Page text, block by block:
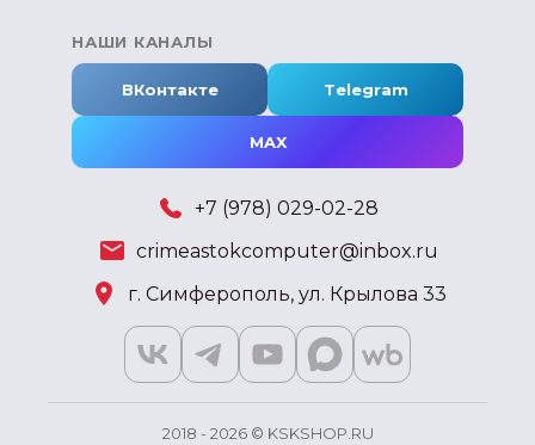
НАШИ КАНАЛЫ
ВКонтакте Telegram
MAX
+7 (978) 029-02-28
crimeastokcomputer@inbox.ru
г. Симферополь, ул. Крылова 33
2018 - 2026 © KSKSHOP.RU